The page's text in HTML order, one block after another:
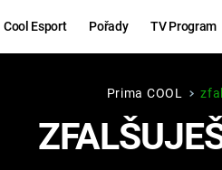
Cool Esport Pořady TV Program
Hry
Prima COOL